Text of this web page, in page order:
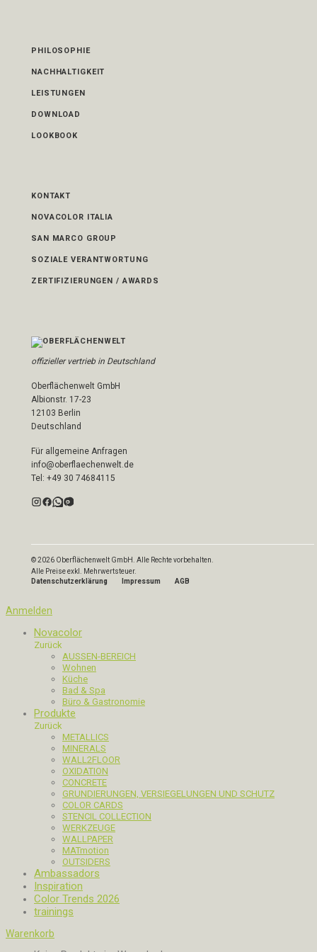
PHILOSOPHIE
NACHHALTIGKEIT
LEISTUNGEN
DOWNLOAD
LOOKBOOK
KONTAKT
NOVACOLOR ITALIA
SAN MARCO GROUP
SOZIALE VERANTWORTUNG
ZERTIFIZIERUNGEN / AWARDS
offizieller vertrieb in Deutschland
Oberflächenwelt GmbH
Albionstr. 17-23
12103 Berlin
Deutschland
Für allgemeine Anfragen
info@oberflaechenwelt.de
Tel: +49 30 74684115
© 2026 Oberflächenwelt GmbH. Alle Rechte vorbehalten.
Alle Preise exkl. Mehrwertsteuer.
Datenschutzerklärung
Impressum AGB
Anmelden
Novacolor
Zurück
AUSSEN-BEREICH
Wohnen
Küche
Bad & Spa
Büro & Gastronomie
Produkte
Zurück
METALLICS
MINERALS
WALL2FLOOR
OXIDATION
CONCRETE
GRUNDIERUNGEN, VERSIEGELUNGEN UND SCHUTZ
COLOR CARDS
STENCIL COLLECTION
WERKZEUGE
WALLPAPER
MATmotion
OUTSIDERS
Ambassadors
Inspiration
Color Trends 2026
trainings
Warenkorb